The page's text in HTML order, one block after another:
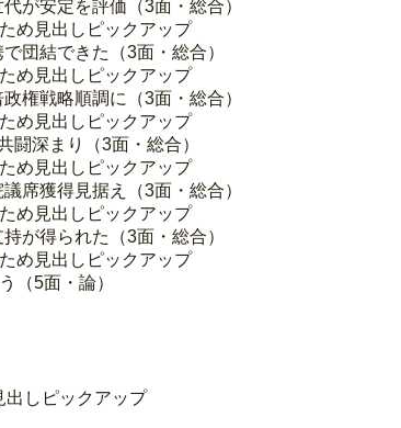
が安定を評価（3面・総合）
め見出しピックアップ
団結できた（3面・総合）
め見出しピックアップ
権戦略順調に（3面・総合）
め見出しピックアップ
闘深まり（3面・総合）
め見出しピックアップ
席獲得見据え（3面・総合）
め見出しピックアップ
が得られた（3面・総合）
め見出しピックアップ
（5面・論）
しピックアップ